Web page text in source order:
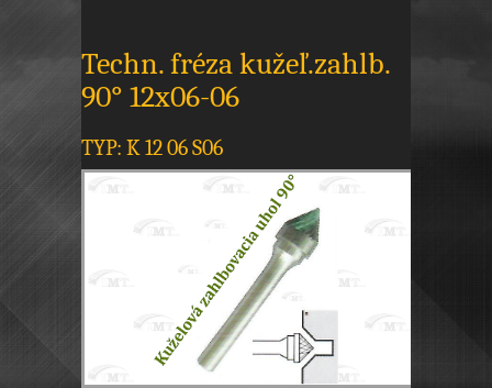
Techn. fréza kužeľ.zahlb.
90° 12x06-06
TYP: K 12 06 S06